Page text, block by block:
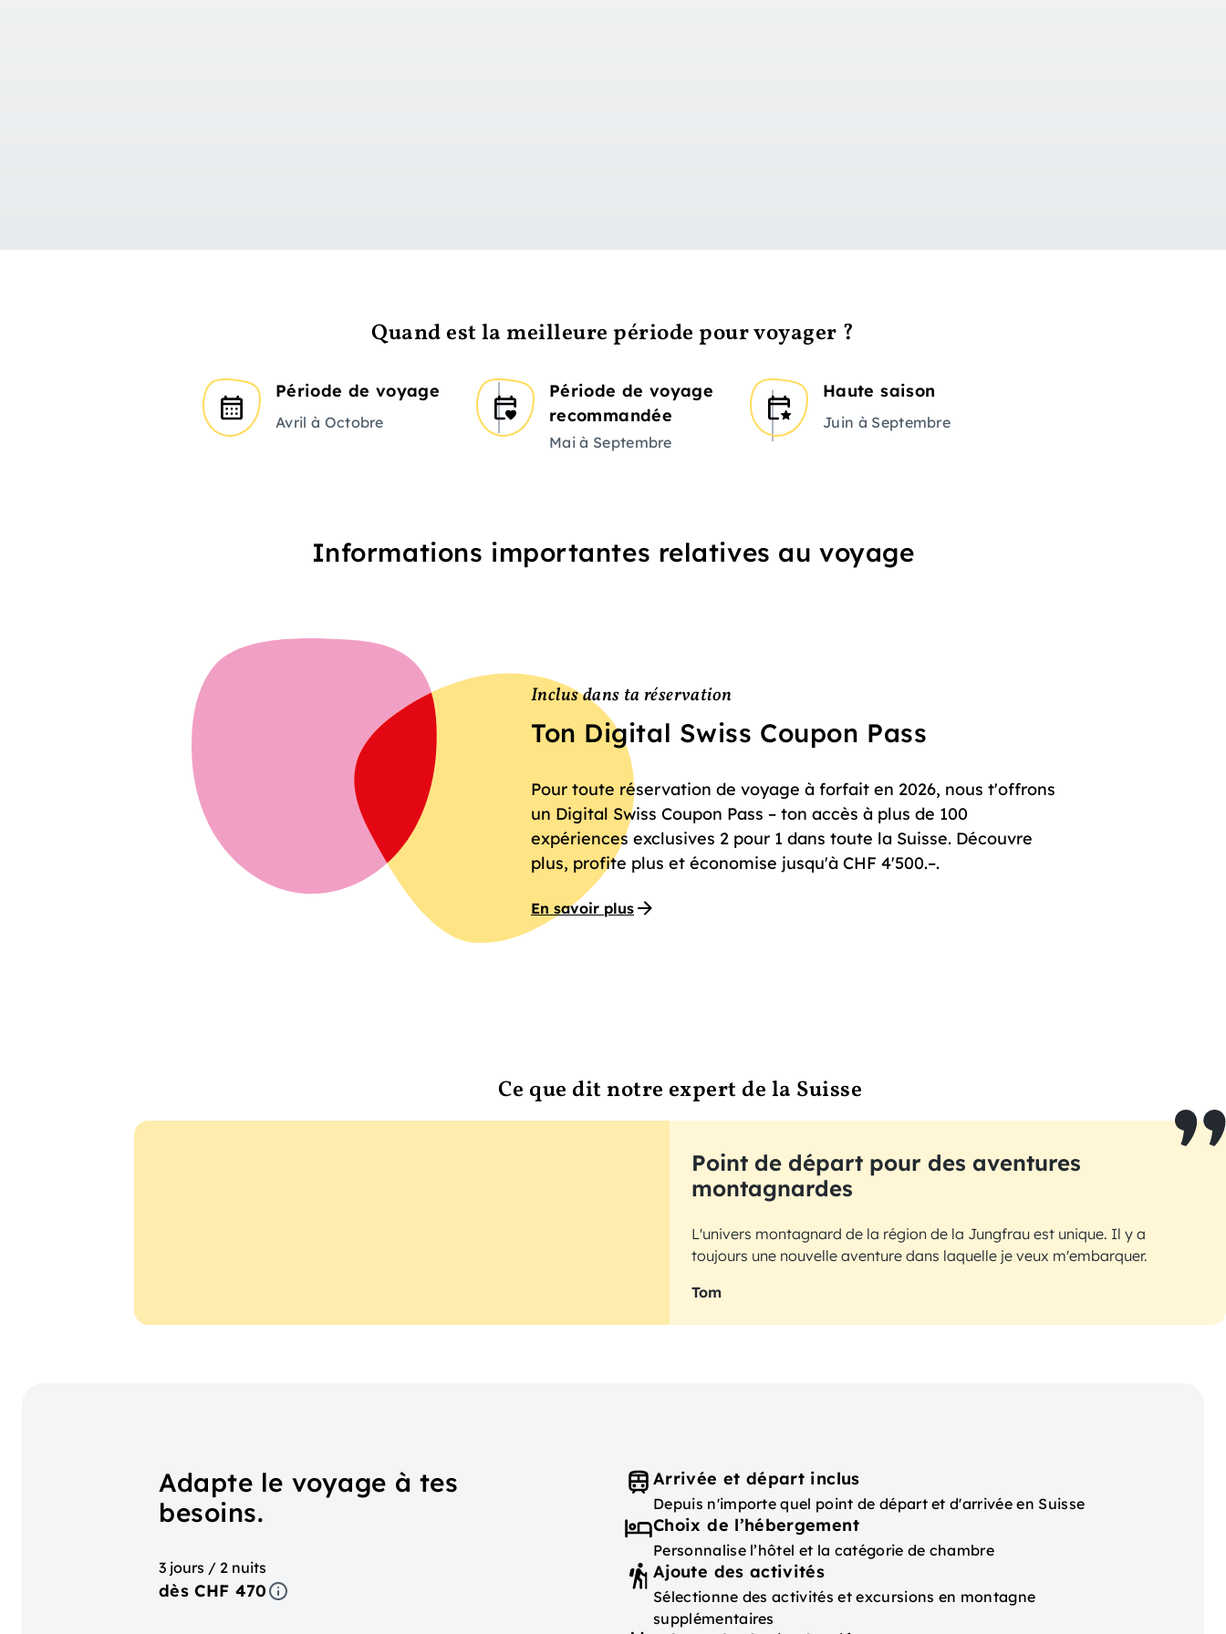
Quand est la meilleure période pour voyager ?
Période de voyage
Avril à Octobre
Période de voyage
recommandée
Mai à Septembre
Haute saison
Juin à Septembre
Informations importantes relatives au voyage
Inclus dans ta réservation
Ton Digital Swiss Coupon Pass
Pour toute réservation de voyage à forfait en 2026, nous t'offrons
un Digital Swiss Coupon Pass – ton accès à plus de 100
expériences exclusives 2 pour 1 dans toute la Suisse. Découvre
plus, profite plus et économise jusqu'à CHF 4'500.–.
En savoir plus
Ce que dit notre expert de la Suisse
Point de départ pour des aventures
montagnardes
L'univers montagnard de la région de la Jungfrau est unique. Il y a
toujours une nouvelle aventure dans laquelle je veux m'embarquer.
Tom
Adapte le voyage à tes
besoins.
3 jours / 2 nuits
dès CHF 470
Arrivée et départ inclus
Depuis n'importe quel point de départ et d'arrivée en Suisse
Choix de l’hébergement
Personnalise l’hôtel et la catégorie de chambre
Ajoute des activités
Sélectionne des activités et excursions en montagne
supplémentaires